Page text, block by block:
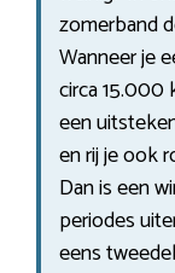
zomerband
Wanneer je
circa 15.000
een
en rij je ook
Dan is een
periodes
eens